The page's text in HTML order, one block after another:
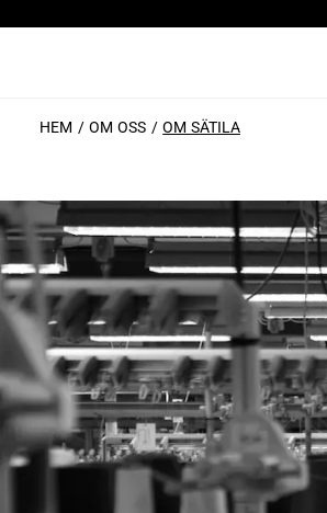
HEM OM OSS OM SÄTILA